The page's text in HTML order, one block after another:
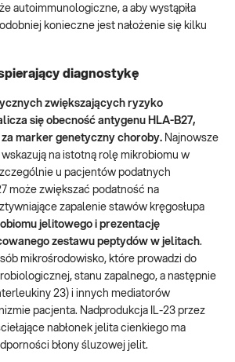
autoimmunologiczne, a aby wystąpiła
konieczne jest nałożenie się kilku
diagnostykę
zwiększających ryzyko
się obecność antygenu HLA-B27,
marker genetyczny choroby. Najnowsze
na istotną rolę mikrobiomu w
u pacjentów podatnych
może zwiększać podatność na
zapalenie stawów kręgosłupa
jelitowego i prezentację
zestawu peptydów w jelitach.
mikrośrodowisko, które prowadzi do
stanu zapalnego, a następnie
23) i innych mediatorów
pacjenta. Nadprodukcja IL-23 przez
nabłonek jelita cienkiego ma
błony śluzowej jelit.